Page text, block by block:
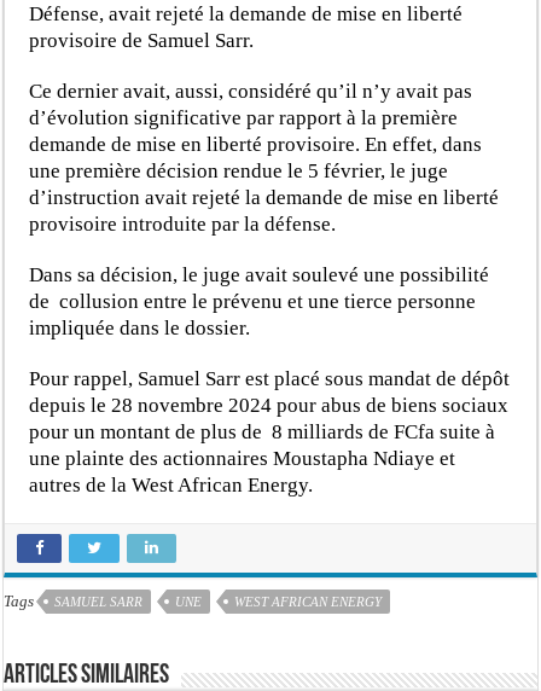
Défense, avait rejeté la demande de mise en liberté
provisoire de Samuel Sarr.
Ce dernier avait, aussi, considéré qu’il n’y avait pas
d’évolution significative par rapport à la première
demande de mise en liberté provisoire. En effet, dans
une première décision rendue le 5 février, le juge
d’instruction avait rejeté la demande de mise en liberté
provisoire introduite par la défense.
Dans sa décision, le juge avait soulevé une possibilité
de collusion entre le prévenu et une tierce personne
impliquée dans le dossier.
Pour rappel, Samuel Sarr est placé sous mandat de dépôt
depuis le 28 novembre 2024 pour abus de biens sociaux
pour un montant de plus de 8 milliards de FCfa suite à
une plainte des actionnaires Moustapha Ndiaye et
autres de la West African Energy.
Tags SAMUEL SARR UNE WEST AFRICAN ENERGY
Articles similaires